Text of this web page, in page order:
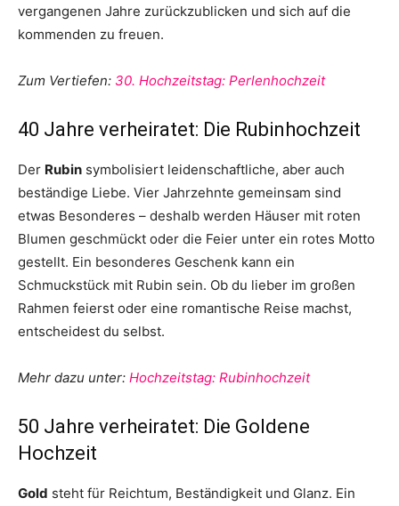
vergangenen Jahre zurückzublicken und sich auf die
kommenden zu freuen.
Zum Vertiefen: 30. Hochzeitstag: Perlenhochzeit
40 Jahre verheiratet: Die Rubinhochzeit
Der Rubin symbolisiert leidenschaftliche, aber auch
beständige Liebe. Vier Jahrzehnte gemeinsam sind
etwas Besonderes – deshalb werden Häuser mit roten
Blumen geschmückt oder die Feier unter ein rotes Motto
gestellt. Ein besonderes Geschenk kann ein
Schmuckstück mit Rubin sein. Ob du lieber im großen
Rahmen feierst oder eine romantische Reise machst,
entscheidest du selbst.
Mehr dazu unter: Hochzeitstag: Rubinhochzeit
50 Jahre verheiratet: Die Goldene
Hochzeit
Gold steht für Reichtum, Beständigkeit und Glanz. Ein